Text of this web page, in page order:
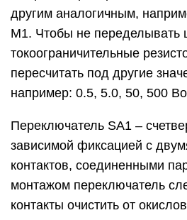
сопротивлением 270… 330
температуре. Чем мощнее
сопротивления
установлен. При формовке
не повредите корпус
Резистор R1 проволочный
процессе работы и
резистор не нагревается,
металлопленочных и
его месте нежелательно из-